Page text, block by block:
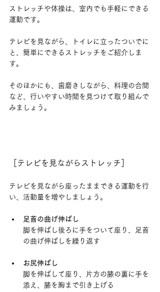
ストレッチや体操は、室内でも手軽にできる
運動です。
テレビを見ながら、トイレに立ったついでに
と、簡単にできるストレッチをご紹介しま
す。
そのほかにも、歯磨きしながら、料理の合間
など、行いやすい時間を見つけて取り組んで
みましょう。
［テレビを見ながらストレッチ］
テレビを見ながら座ったままできる運動を行
い、活動量を増やしましょう。
足首の曲げ伸ばし
脚を伸ばし後ろに手をついて座り、足首
の曲げ伸ばしを繰り返す
お尻伸ばし
脚を伸ばして座り、片方の膝の裏に手を
添え、膝を胸まで引き上げる